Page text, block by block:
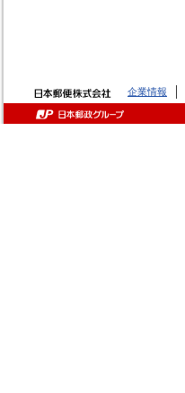
企業情報